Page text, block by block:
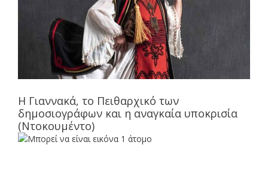
Η Γιαννακά, το Πειθαρχικό των
δημοσιογράφων και η αναγκαία υποκρισία
(Ντοκουμέντο)